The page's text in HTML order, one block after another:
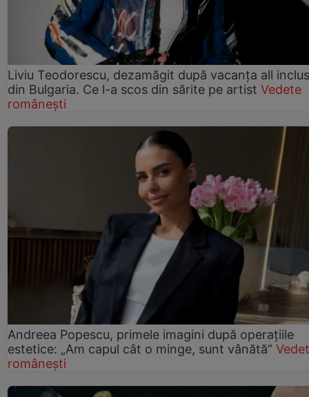
Liviu Teodorescu, dezamăgit după vacanța all
din Bulgaria. Ce l-a scos din sărite pe artist Vedete
românești
Andreea Popescu, primele imagini după operațiile
estetice: „Am capul cât o minge, sunt vânătă”
românești